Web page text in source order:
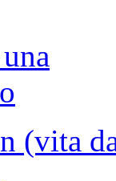
(vita